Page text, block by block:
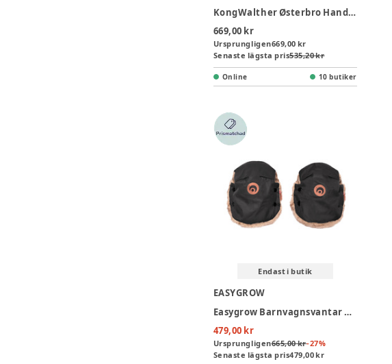
KongWalther Østerbro Handvärmare Konstmocka - Brown
669,00 kr
Ursprungligen669,00 kr
Senaste lägsta pris535,20 kr
Online 10 butiker
Endast i butik
EASYGROW
Easygrow Barnvagnsvantar Basic - Black
479,00 kr
Ursprungligen665,00 kr-27%
Senaste lägsta pris479,00 kr